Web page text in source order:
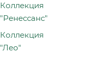
Коллекция
"Ренессанс"
Коллекция
"Лео"